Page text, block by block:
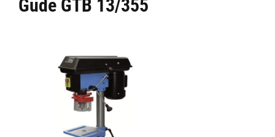
Güde GTB 13/355